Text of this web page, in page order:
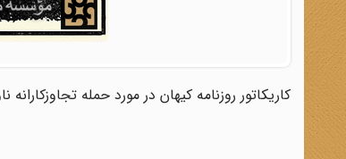
کاریکاتور روزنامه کیهان در مورد حمله